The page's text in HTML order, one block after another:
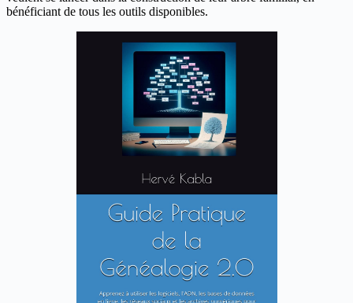
bénéficiant de tous les outils disponibles.